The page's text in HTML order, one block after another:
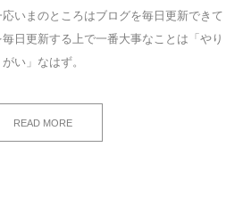
いまのところはブログを毎日更新できて
日更新する上で一番大事なことは「やり
がい」なはず。
READ MORE